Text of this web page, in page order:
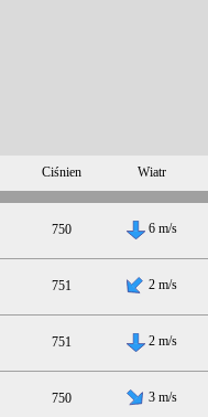
Ciśnien Wiatr
750 6 m/s
751 2 m/s
751 2 m/s
750 3 m/s